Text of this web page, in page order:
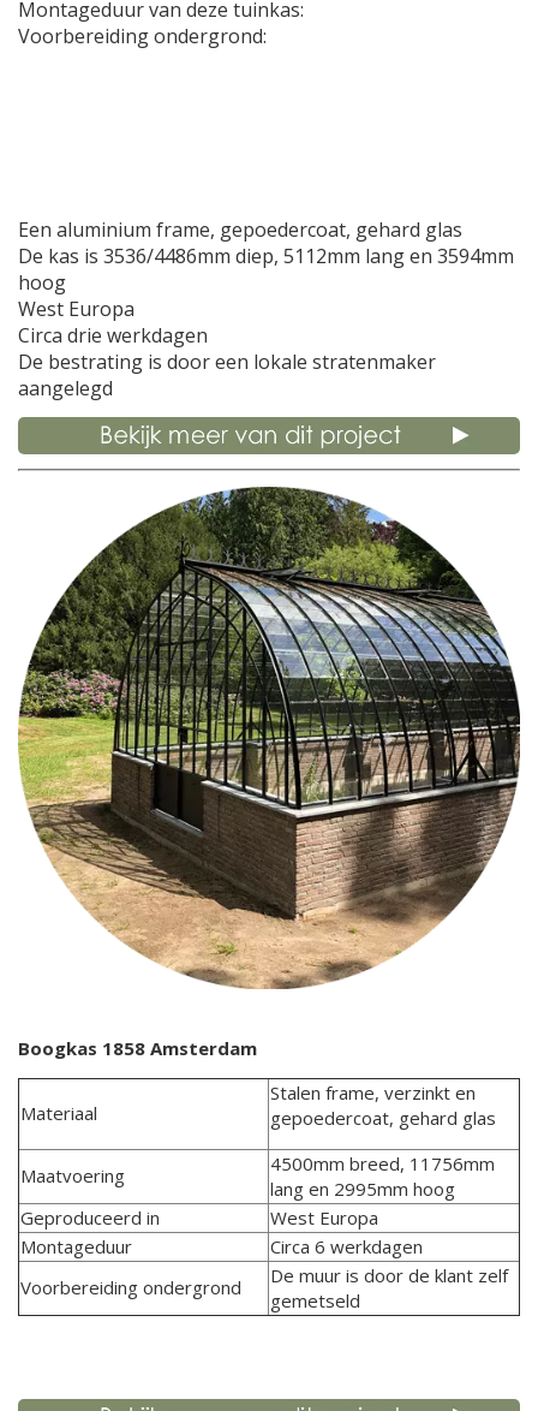
Montageduur van deze tuinkas:
Voorbereiding ondergrond:
Een aluminium frame, gepoedercoat, gehard glas
De kas is 3536/4486mm diep, 5112mm lang en 3594mm
hoog
West Europa
Circa drie werkdagen
De bestrating is door een lokale stratenmaker
aangelegd
Boogkas 1858 Amsterdam
Materiaal
Stalen frame, verzinkt en
gepoedercoat, gehard glas
Maatvoering
4500mm breed, 11756mm
lang en 2995mm hoog
Geproduceerd in
West Europa
Montageduur
Circa 6 werkdagen
Voorbereiding ondergrond
De muur is door de klant zelf
gemetseld